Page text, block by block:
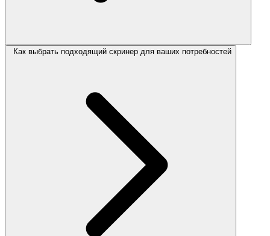
Как выбрать подходящий скринер для ваших потребностей